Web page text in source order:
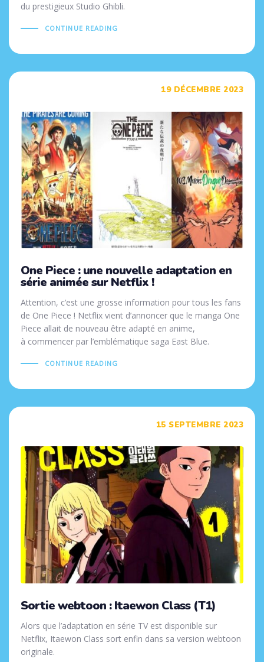
du prestigieux Studio Ghibli.
CONTINUE READING
19 DÉCEMBRE 2023
One Piece : une nouvelle adaptation en
série animée sur Netflix !
Attention, c’est une grosse information pour tous les fans
de One Piece ! Netflix vient d’annoncer que le manga One
Piece allait de nouveau être adapté en anime,
à commencer par l’emblématique saga East Blue.
CONTINUE READING
15 SEPTEMBRE 2023
Sortie webtoon : Itaewon Class (T1)
Alors que l’adaptation en série TV est disponible sur
Netflix, Itaewon Class sort enfin dans sa version webtoon
originale.